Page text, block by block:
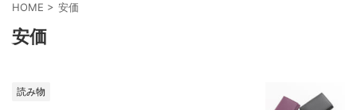
HOME > 安価
安価
読み物